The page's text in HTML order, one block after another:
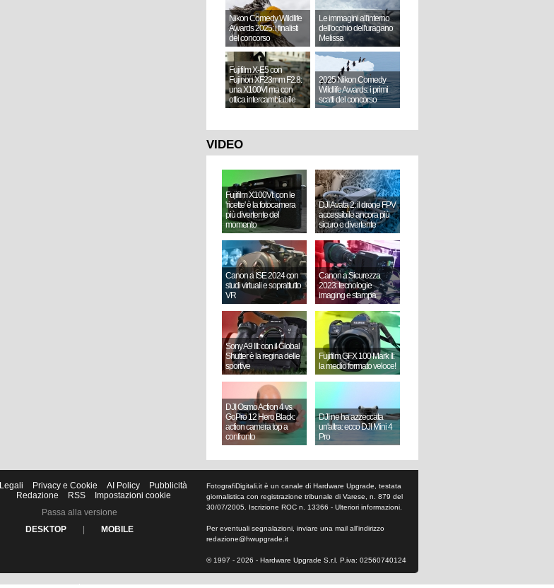
Nikon Comedy Wildlife
Awards 2025: i finalisti
del concorso
Le immagini all'interno
dell'occhio dell'uragano
Melissa
Fujifilm X-E5 con
Fujinon XF23mm F2.8:
una X100VI ma con
ottica intercambiabile
2025 Nikon Comedy
Wildlife Awards: i primi
scatti del concorso
VIDEO
Fujifilm X100VI: con le
'ricette' è la fotocamera
più divertente del
momento
DJI Avata 2: il drone FPV
accessibile ancora più
sicuro e divertente
Canon a ISE 2024 con
studi virtuali e soprattutto
VR
Canon a Sicurezza
2023: tecnologie
imaging e stampa
Sony A9 III: con il Global
Shutter è la regina delle
sportive
Fujifilm GFX 100 Mark II:
la medio formato veloce!
DJI Osmo Action 4 vs.
GoPro 12 Hero Black:
action camera top a
confronto
DJI ne ha azzeccata
un'altra: ecco DJI Mini 4
Pro
Legali Privacy e Cookie AI Policy
Pubblicità
Redazione
RSS
Impostazioni cookie
Passa alla versione
DESKTOP
MOBILE
FotografiDigitali.it è un canale di Hardware Upgrade, testata
giornalistica con registrazione tribunale di Varese, n. 879 del
30/07/2005. Iscrizione ROC n. 13366 - Ulteriori informazioni
Per eventuali segnalazioni, inviare una mail all'indirizzo
redazione@hwupgrade.it
© 1997 - 2026 - Hardware Upgrade S.r.l. P.iva: 02560740124